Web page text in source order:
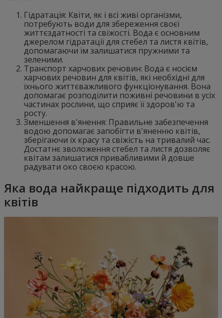
Гідратація: Квіти, як і всі живі організми,
потребують води для збереження своєї
життєздатності та свіжості. Вода є основним
джерелом гідратації для стебел та листя квітів,
допомагаючи їм залишатися пружними та
зеленими.
Транспорт харчових речовин: Вода є носієм
харчових речовин для квітів, які необхідні для
їхнього життєважливого функціонування. Вона
допомагає розподілити поживні речовини в усіх
частинах рослини, що сприяє її здоров'ю та
росту.
Зменшення в'янення: Правильне забезпечення
водою допомагає запобігти в'яненню квітів,
зберігаючи їх красу та свіжість на тривалий час.
Достатнє зволоження стебел та листя дозволяє
квітам залишатися привабливими й довше
радувати око своєю красою.
Яка вода найкраще підходить для
квітів